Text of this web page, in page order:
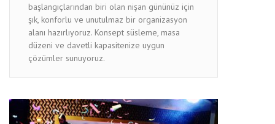
başlangıçlarından biri olan nişan gününüz için
şık, konforlu ve unutulmaz bir organizasyon
alanı hazırlıyoruz. Konsept süsleme, masa
düzeni ve davetli kapasitenize uygun
çözümler sunuyoruz.